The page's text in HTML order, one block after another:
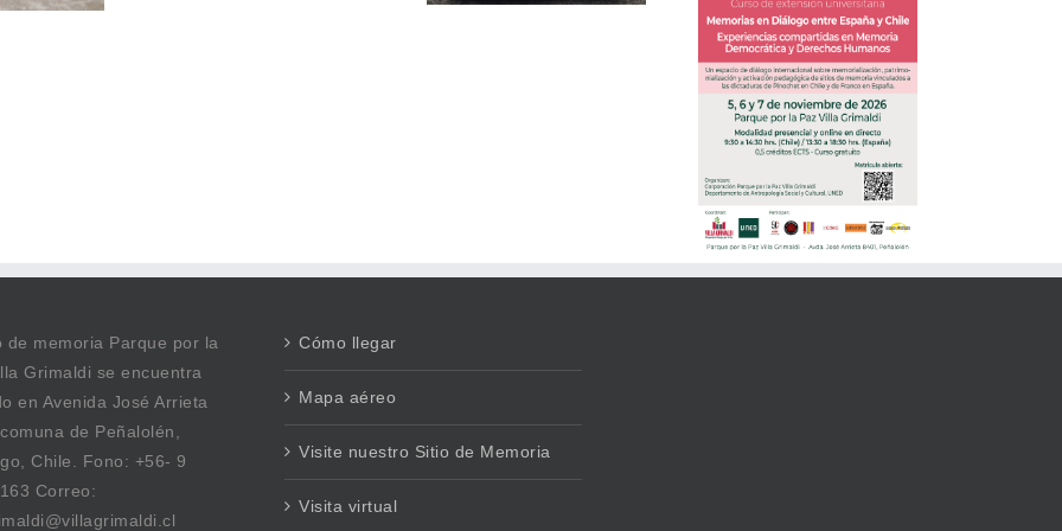
POR
DE ALEJANDRO
PARADA GONZÁLEZ Y
AMANDITA GONZÁLEZ
de memoria Parque por la
Grimaldi se encuentra
en Avenida José Arrieta
de Peñalolén,
Chile. Fono: +56- 9
Correo:
Cómo llegar
Mapa aéreo
Visite nuestro Sitio de Memoria
Visita virtual